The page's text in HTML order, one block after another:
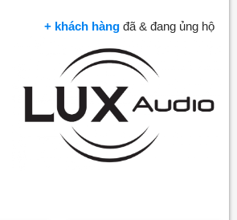
+ khách hàng đã & đang ủng hộ